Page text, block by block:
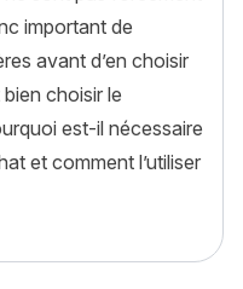
important de
avant d’en choisir
choisir le
est-il nécessaire
et comment l’utiliser